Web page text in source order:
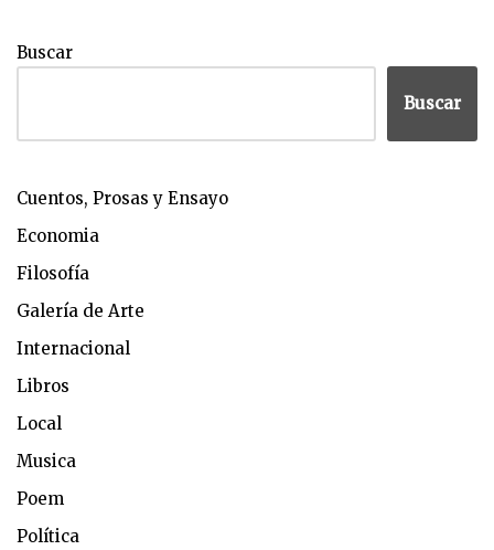
Buscar
Buscar
Cuentos, Prosas y Ensayo
Economia
Filosofía
Galería de Arte
Internacional
Libros
Local
Musica
Poem
Política